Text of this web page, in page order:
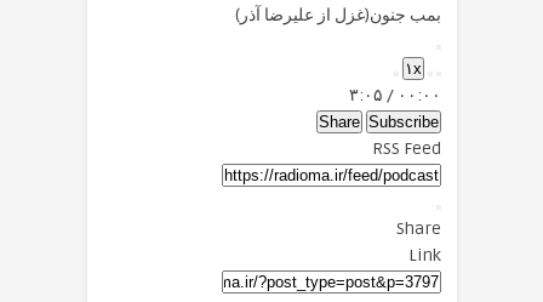
بمب جنون(غزل از علیرضا آذر)
Play
Episode
Mute/Unmute
Episode
Rewind
10
Seconds
۱x
Forward
30
seconds
۰۰:۰۰ / ۳:۰۵
Subscribe
Share
RSS Feed
Share
Link